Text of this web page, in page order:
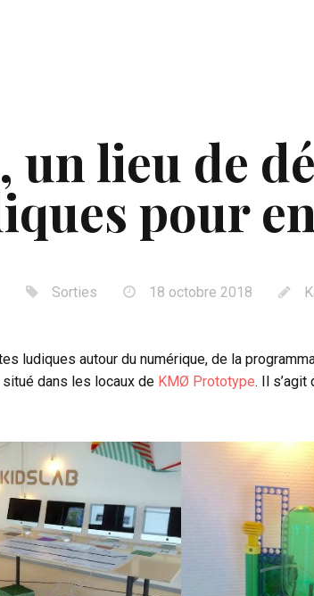
un lieu de
pour
Sorties 18 octobre 2018
ludiques autour du numérique, de la
dans les locaux de KMØ Prototype. Il s’agit